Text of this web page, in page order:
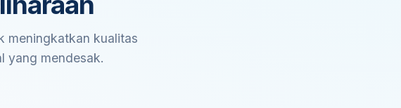
meningkatkan kualitas
yang mendesak.